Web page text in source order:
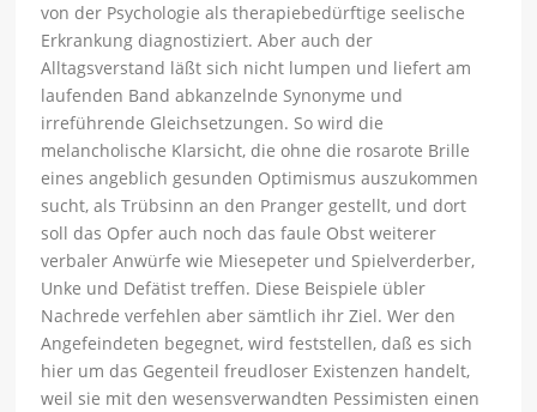
von der Psychologie als therapiebedürftige seelische
Erkrankung diagnostiziert. Aber auch der
Alltagsverstand läßt sich nicht lumpen und liefert am
laufenden Band abkanzelnde Synonyme und
irreführende Gleichsetzungen. So wird die
melancholische Klarsicht, die ohne die rosarote Brille
eines angeblich gesunden Optimismus auszukommen
sucht, als Trübsinn an den Pranger gestellt, und dort
soll das Opfer auch noch das faule Obst weiterer
verbaler Anwürfe wie Miesepeter und Spielverderber,
Unke und Defätist treffen. Diese Beispiele übler
Nachrede verfehlen aber sämtlich ihr Ziel. Wer den
Angefeindeten begegnet, wird feststellen, daß es sich
hier um das Gegenteil freudloser Existenzen handelt,
weil sie mit den wesensverwandten Pessimisten einen